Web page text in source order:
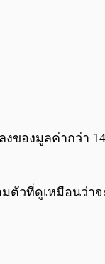
งของมูลค่ากว่า
วที่ดูเหมือนว่า